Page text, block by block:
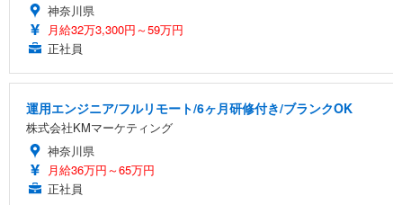
神奈川県
月給32万3,300円～59万円
正社員
運用エンジニア/フルリモート/6ヶ月研修付き/ブランクOK
株式会社KMマーケティング
神奈川県
月給36万円～65万円
正社員